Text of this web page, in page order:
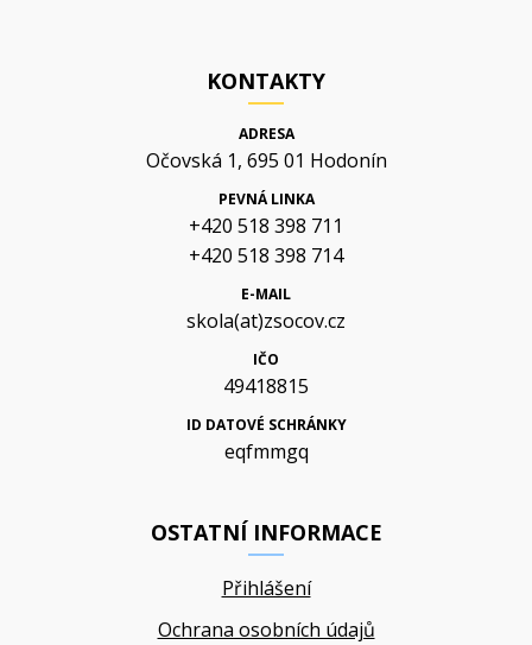
KONTAKTY
ADRESA
Očovská 1, 695 01 Hodonín
PEVNÁ LINKA
+420 518 398 711
+420 518 398 714
E-MAIL
skola(at)zsocov.cz
IČO
49418815
ID DATOVÉ SCHRÁNKY
eqfmmgq
OSTATNÍ INFORMACE
Přihlášení
Ochrana osobních údajů